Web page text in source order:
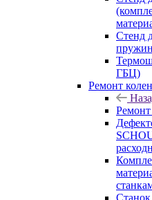
Стенд
пружин
ГБЦ)
Ремонт
Ремонт